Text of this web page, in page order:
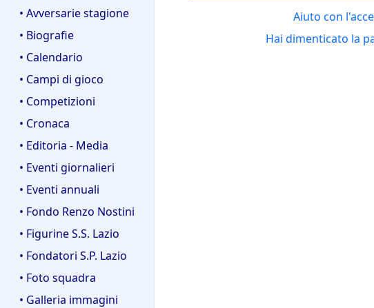
• Avversarie stagione
• Biografie
• Calendario
• Campi di gioco
• Competizioni
• Cronaca
• Editoria - Media
• Eventi giornalieri
• Eventi annuali
• Fondo Renzo Nostini
• Figurine S.S. Lazio
• Fondatori S.P. Lazio
• Foto squadra
• Galleria immagini
Aiuto con
Hai dimenticato la